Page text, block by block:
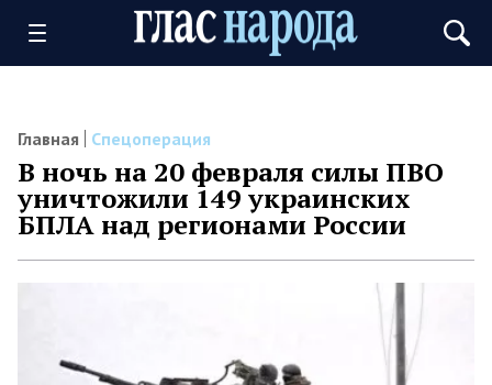
Главная Спецоперация
В ночь на 20 февраля силы ПВО
уничтожили 149 украинских
БПЛА над регионами России